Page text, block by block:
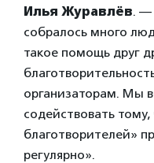
Илья Журавлёв. —
собралось много
такое помощь друг
организаторам. Мы
содействовать
благотворителей»
регулярно».